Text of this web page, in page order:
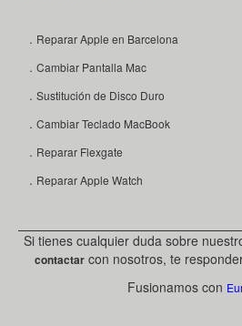
．Reparar Apple en Barcelona
．Cambiar Pantalla Mac
．Sustitución de Disco Duro
．Cambiar Teclado MacBook
．Reparar Flexgate
．Reparar Apple Watch
Si tienes cualquier duda sobre
contactar con nosotros, te
Fusionamos con